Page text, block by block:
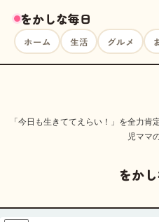
をかしな毎日
ホーム 生活 グルメ
「今日も生きててえらい！」を全力
児ママ
をか